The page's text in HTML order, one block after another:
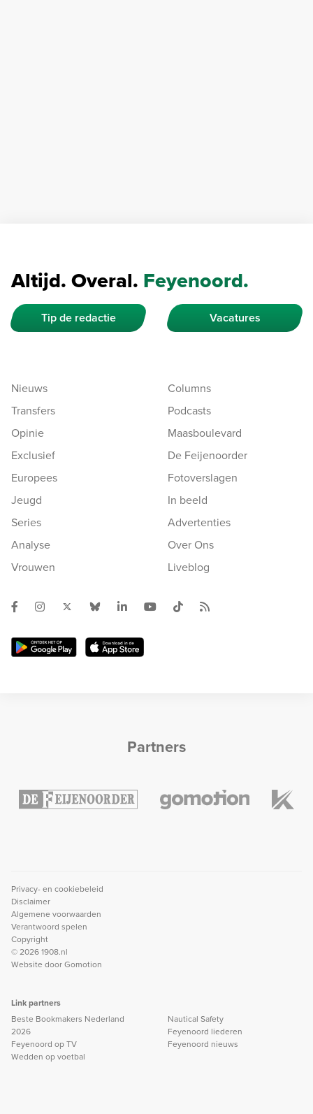
Altijd. Overal. Feyenoord.
Tip de redactie Vacatures
Nieuws
Transfers
Opinie
Exclusief
Europees
Jeugd
Series
Analyse
Vrouwen
Columns
Podcasts
Maasboulevard
De Feijenoorder
Fotoverslagen
In beeld
Advertenties
Over Ons
Liveblog
Partners
Privacy- en cookiebeleid
Disclaimer
Algemene voorwaarden
Verantwoord spelen
Copyright
© 2026 1908.nl
Website doorGomotion
Link partners
Beste Bookmakers Nederland
2026
Feyenoord op TV
Wedden op voetbal
Nautical Safety
Feyenoord liederen
Feyenoord nieuws